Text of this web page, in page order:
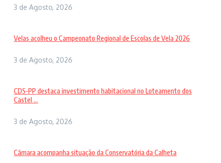
3 de Agosto, 2026
Velas acolheu o Campeonato Regional de Escolas de Vela 2026
3 de Agosto, 2026
CDS-PP destaca investimento habitacional no Loteamento dos
Castel ...
3 de Agosto, 2026
Câmara acompanha situação da Conservatória da Calheta